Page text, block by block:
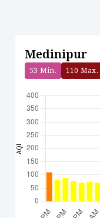
Medinipur
53 Min. 110 Max.
AQI